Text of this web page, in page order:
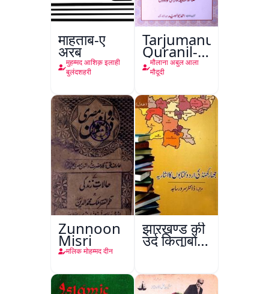
माहताब-ए
अरब
मुहम्मद आशिक़ इलाही
बुलंदशहरी
Tarjumanul-
Quranil-
Kareem
मौलाना अबुल आला
मौदूदी
Zunnoon
Misri
मलिक मोहम्मद दीन
झारखण्ड की
उर्दू किताबों
का इशारिया